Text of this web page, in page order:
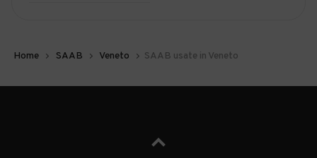
Home SAAB Veneto SAAB usate in Veneto